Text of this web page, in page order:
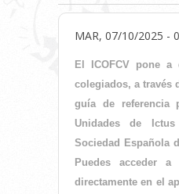
MAR, 07/10/2025 -
El ICOFCV pone
colegiados, a través
guía de referencia
Unidades de
Sociedad Española
Puedes acceder
directamente en el